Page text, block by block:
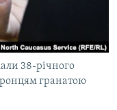
38-річного
гранатою